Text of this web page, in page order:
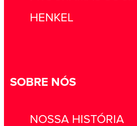
HENKEL
SOBRE NÓS
NOSSA HISTÓRIA